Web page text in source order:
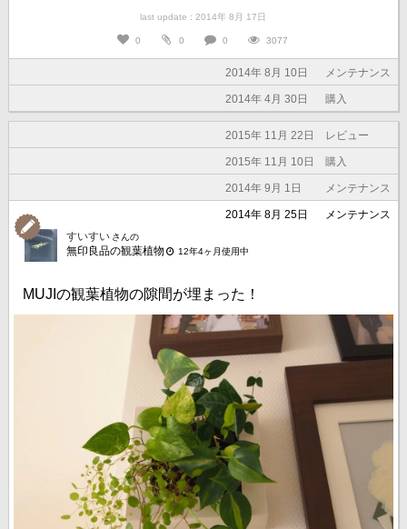
last update : 2014年 8月 17日
0 0 0 3077
2014年 8月 10日 メンテナンス
2014年 4月 30日 購入
2015年 11月 22日 レビュー
2015年 11月 10日 購入
2014年 9月 1日 メンテナンス
2014年 8月 25日
メンテナンス
すいすい さんの
無印良品の観葉植物 12年4ヶ月使用中
MUJIの観葉植物の隙間が埋まった！